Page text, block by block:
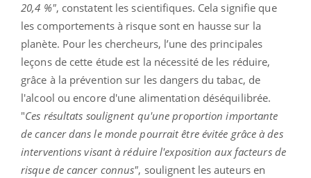
20,4 %", constatent les scientifiques. Cela signifie que
les comportements à risque sont en hausse sur la
planète. Pour les chercheurs, l’une des principales
leçons de cette étude est la nécessité de les réduire,
grâce à la prévention sur les dangers du tabac, de
l'alcool ou encore d'une alimentation déséquilibrée.
"Ces résultats soulignent qu'une proportion importante
de cancer dans le monde pourrait être évitée grâce à des
interventions visant à réduire l'exposition aux facteurs de
risque de cancer connus", soulignent les auteurs en